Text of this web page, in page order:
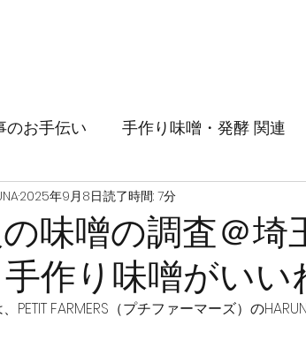
のお手伝い 手作り味噌・発酵 関連
味噌の調査＠
作り味噌がいい
2025年9月8日読了時間: 7分
PETIT FARMERS（プチファーマーズ）の